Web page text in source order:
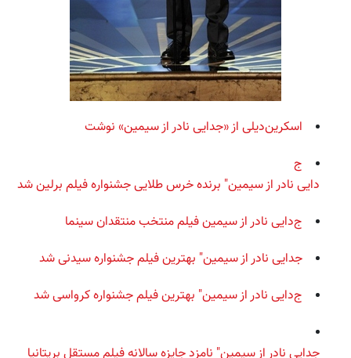
اسکرین‌دیلی از «جدایی نادر از سیمین» نوشت
ج
دایی نادر از سیمین" برنده خرس طلایی جشنواره فیلم برلین شد
جدایی نادر از سیمین فیلم منتخب منتقدان سینما
جدایی نادر از سیمین" بهترین فیلم جشنواره‌ سیدنی شد
جدایی نادر از سیمین" بهترین فیلم جشنواره‌ کرواسی شد
جدایی نادر از سیمین" نامزد جایزه سالانه فیلم مستقل بریتانیا